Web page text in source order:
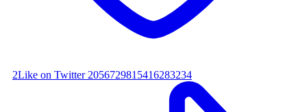
2Like on Twitter 2056729815416283234